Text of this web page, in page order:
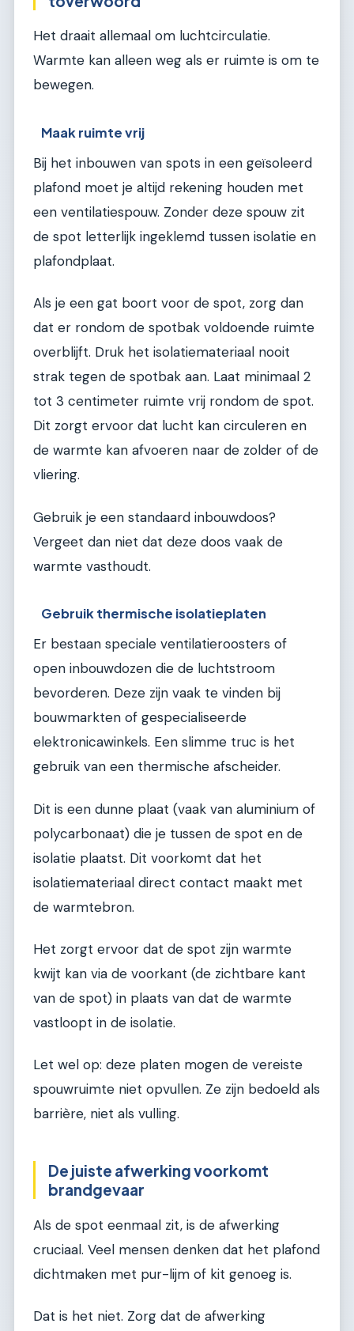
Het draait allemaal om luchtcirculatie.
Warmte kan alleen weg als er ruimte is om te
bewegen.
Maak ruimte vrij
Bij het inbouwen van spots in een geïsoleerd
plafond moet je altijd rekening houden met
een ventilatiespouw. Zonder deze spouw zit
de spot letterlijk ingeklemd tussen isolatie en
plafondplaat.
Als je een gat boort voor de spot, zorg dan
dat er rondom de spotbak voldoende ruimte
overblijft. Druk het isolatiemateriaal nooit
strak tegen de spotbak aan. Laat minimaal 2
tot 3 centimeter ruimte vrij rondom de spot.
Dit zorgt ervoor dat lucht kan circuleren en
de warmte kan afvoeren naar de zolder of de
vliering.
Gebruik je een standaard inbouwdoos?
Vergeet dan niet dat deze doos vaak de
warmte vasthoudt.
Gebruik thermische isolatieplaten
Er bestaan speciale ventilatieroosters of
open inbouwdozen die de luchtstroom
bevorderen. Deze zijn vaak te vinden bij
bouwmarkten of gespecialiseerde
elektronicawinkels. Een slimme truc is het
gebruik van een thermische afscheider.
Dit is een dunne plaat (vaak van aluminium of
polycarbonaat) die je tussen de spot en de
isolatie plaatst. Dit voorkomt dat het
isolatiemateriaal direct contact maakt met
de warmtebron.
Het zorgt ervoor dat de spot zijn warmte
kwijt kan via de voorkant (de zichtbare kant
van de spot) in plaats van dat de warmte
vastloopt in de isolatie.
Let wel op: deze platen mogen de vereiste
spouwruimte niet opvullen. Ze zijn bedoeld als
barrière, niet als vulling.
De juiste afwerking voorkomt
brandgevaar
Als de spot eenmaal zit, is de afwerking
cruciaal. Veel mensen denken dat het plafond
dichtmaken met pur-lijm of kit genoeg is.
Dat is het niet. Zorg dat de afwerking